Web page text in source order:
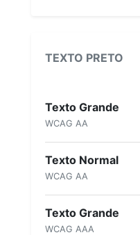
TEXTO PRETO
Texto Grande
WCAG AA
Texto Normal
WCAG AA
Texto Grande
WCAG AAA